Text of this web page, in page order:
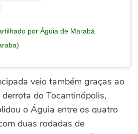
por Águia de Marabá
veio também graças ao
do Tocantinópolis,
o Águia entre os quatro
duas rodadas de